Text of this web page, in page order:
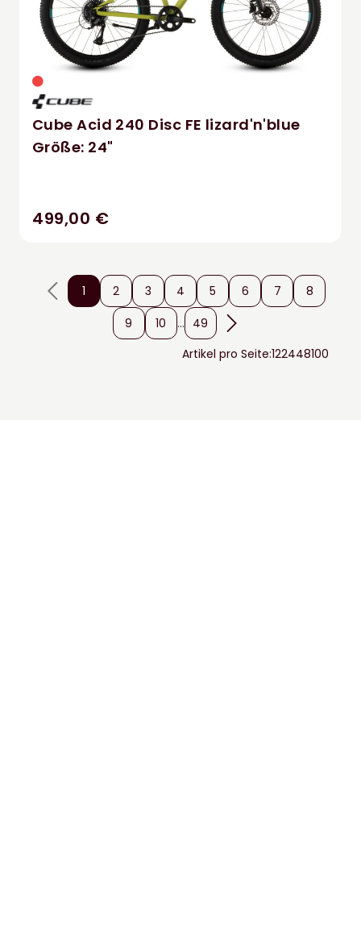
Cube Acid 240 Disc FE lizard'n'blue
Größe: 24"
499,00 €
1 2 3 4 5 6 7
8
9
10 ... 49
Artikel pro Seite:122448100